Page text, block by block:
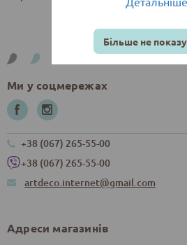
Ми у соцмережах
+38 (067) 265-55-00
+38 (067) 265-55-00
artdeco.internet@gmail.com
Адреси магазинів
Більше не